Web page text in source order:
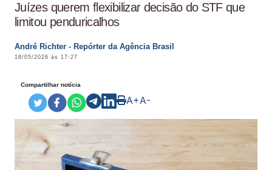
Juízes querem flexibilizar decisão do STF que
limitou penduricalhos
André Richter - Repórter da Agência Brasil
18/05/2026 às 17:27
Compartilhar notícia
A+A-